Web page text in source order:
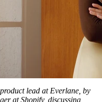
lead at Everlane, by
at Shopify, discussing